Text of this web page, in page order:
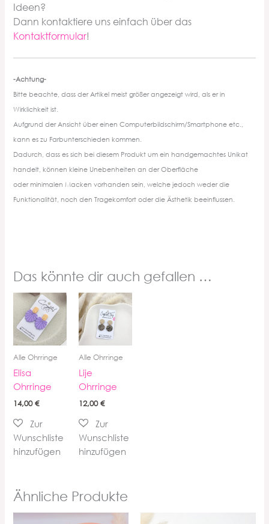
Ideen?
Dann kontaktiere uns einfach über das
Kontaktformular!
-Achtung-
Bitte beachte, dass der Artikel meist größer angezeigt wird, als er in
Wirklichkeit ist.
Aufgrund der Ansicht über einen Computerbildschirm/Smartphone etc.,
kann es zu Farbunterschieden kommen.
Dadurch, dass es sich bei diesem Produkt um ein handgemachtes Unikat
handelt, können kleine Unebenheiten an der Oberfläche
oder minimalen Macken vorhanden sein, welche jedoch weder die
Funktionalität, noch den Tragekomfort oder die Ästhetik beeinflussen.
Das könnte dir auch gefallen …
Alle Ohrringe
Elisa
Ohrringe
14,00€
Alle Ohrringe
Lije
Ohrringe
12,00€
Ähnliche Produkte